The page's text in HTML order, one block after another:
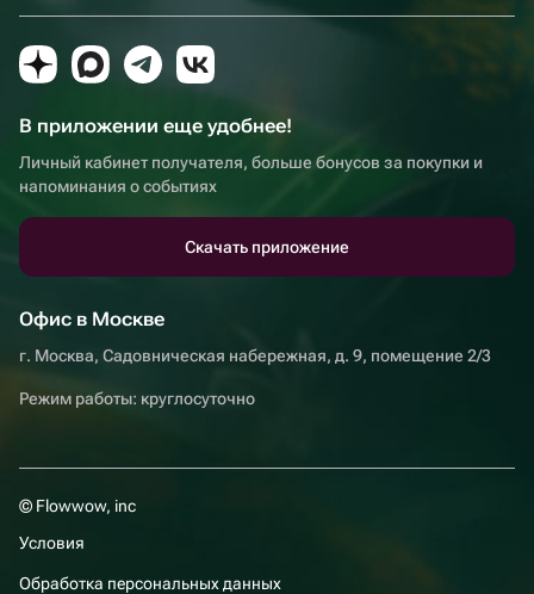
В приложении еще удобнее!
Личный кабинет получателя, больше бонусов за покупки и
напоминания о событиях
Скачать приложение
Офис в Москве
г. Москва, Садовническая набережная, д. 9, помещение 2/3
Режим работы: круглосуточно
© Flowwow, inc
Условия
Обработка персональных данных